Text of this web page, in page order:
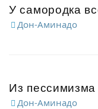
У самородка
Дон-Аминадо
Из
Дон-Аминадо